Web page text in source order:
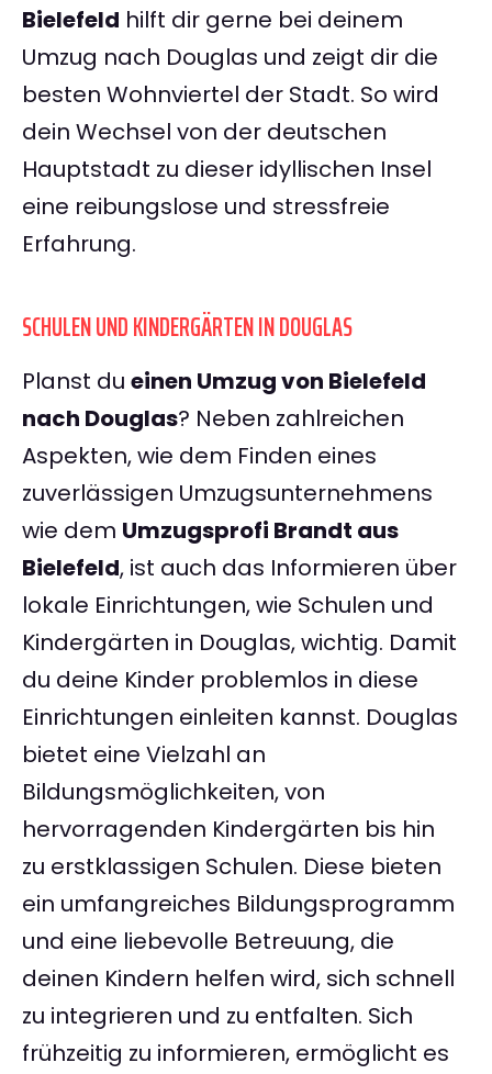
Bielefeld hilft dir gerne bei deinem
Umzug nach Douglas und zeigt dir die
besten Wohnviertel der Stadt. So wird
dein Wechsel von der deutschen
Hauptstadt zu dieser idyllischen Insel
eine reibungslose und stressfreie
Erfahrung.
SCHULEN UND KINDERGÄRTEN IN DOUGLAS
Planst du einen Umzug von Bielefeld
nach Douglas? Neben zahlreichen
Aspekten, wie dem Finden eines
zuverlässigen Umzugsunternehmens
wie dem Umzugsprofi Brandt aus
Bielefeld, ist auch das Informieren über
lokale Einrichtungen, wie Schulen und
Kindergärten in Douglas, wichtig. Damit
du deine Kinder problemlos in diese
Einrichtungen einleiten kannst. Douglas
bietet eine Vielzahl an
Bildungsmöglichkeiten, von
hervorragenden Kindergärten bis hin
zu erstklassigen Schulen. Diese bieten
ein umfangreiches Bildungsprogramm
und eine liebevolle Betreuung, die
deinen Kindern helfen wird, sich schnell
zu integrieren und zu entfalten. Sich
frühzeitig zu informieren, ermöglicht es